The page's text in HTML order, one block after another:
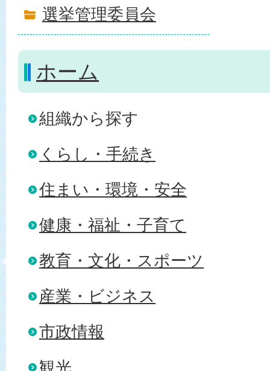
選挙管理委員会
ホーム
組織から探す
くらし・手続き
住まい・環境・安全
健康・福祉・子育て
教育・文化・スポーツ
産業・ビジネス
市政情報
観光